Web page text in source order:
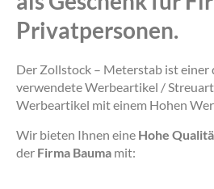
Privatpersonen.
Der Zollstock – Meterstab ist einer
verwendete Werbeartikel /
Werbeartikel mit einem Hohen
Wir bieten Ihnen eine Hohe
der Firma Bauma mit: